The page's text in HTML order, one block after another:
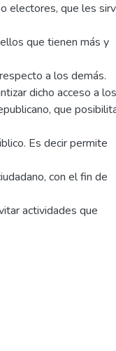
electores, que les
que tienen más y
a los demás.
dicho acceso a los
que
Es decir permite
con el fin de
actividades que